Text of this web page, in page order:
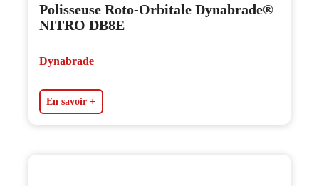
Polisseuse Roto-Orbitale Dynabrade®
NITRO DB8E
Dynabrade
En savoir +